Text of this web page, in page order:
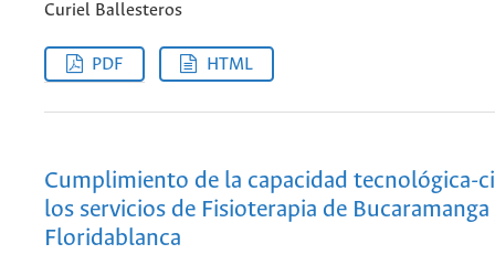
Curiel Ballesteros
PDF HTML
Cumplimiento de la capacidad tecnológica-
los servicios de Fisioterapia de Bucaramanga
Floridablanca